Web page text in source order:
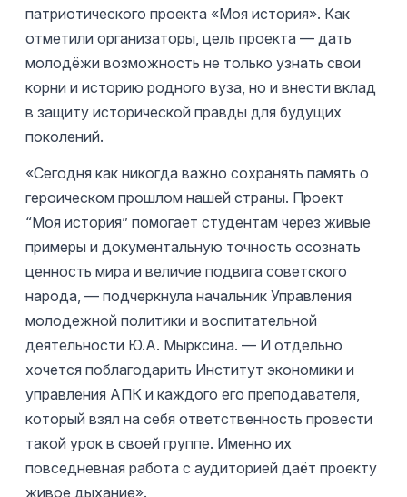
патриотического проекта «Моя история». Как
отметили организаторы, цель проекта — дать
молодёжи возможность не только узнать свои
корни и историю родного вуза, но и внести вклад
в защиту исторической правды для будущих
поколений.
«Сегодня как никогда важно сохранять память о
героическом прошлом нашей страны. Проект
“Моя история” помогает студентам через живые
примеры и документальную точность осознать
ценность мира и величие подвига советского
народа, — подчеркнула начальник Управления
молодежной политики и воспитательной
деятельности Ю.А. Мырксина. — И отдельно
хочется поблагодарить Институт экономики и
управления АПК и каждого его преподавателя,
который взял на себя ответственность провести
такой урок в своей группе. Именно их
повседневная работа с аудиторией даёт проекту
живое дыхание».